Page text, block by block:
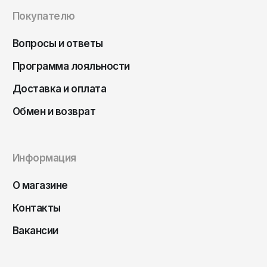
Покупателю
Вопросы и ответы
Программа лояльности
Доставка и оплата
Обмен и возврат
Информация
О магазине
Контакты
Вакансии
Элиста
Южно-Сахалинск
Якутск
Ярославль